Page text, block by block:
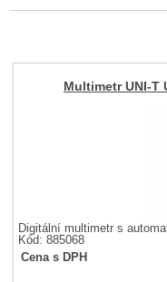
Multimetr UNI-T
Digitální multimetr s
Kód: 885068
Cena s DPH